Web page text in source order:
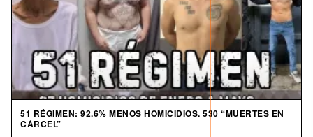
51 RÉGIMEN: 92.6% MENOS HOMICIDIOS. 530 “MUERTES EN
CÁRCEL”